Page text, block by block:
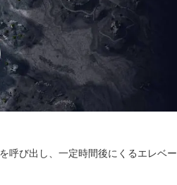
呼び出し、一定時間後にくるエレベー